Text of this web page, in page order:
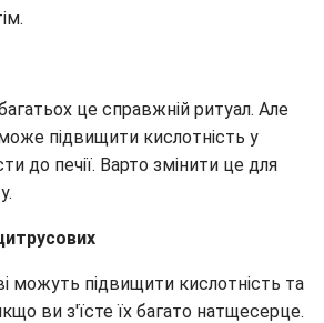
це справжній ритуал. Але
підвищити кислотність у
до печії. Варто змінити це для
можуть підвищити кислотність та
ви з'їсте їх багато натщесерце.